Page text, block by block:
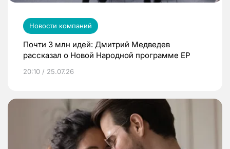
Новости компаний
Почти 3 млн идей: Дмитрий Медведев
рассказал о Новой Народной программе ЕР
20:10 / 25.07.26